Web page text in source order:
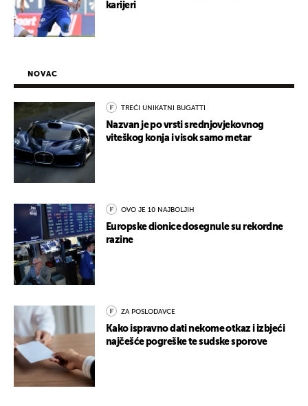
karijeri
NOVAC
TREĆI UNIKATNI BUGATTI
Nazvan je po vrsti srednjovjekovnog
viteškog konja i visok samo metar
OVO JE 10 NAJBOLJIH
Europske dionice dosegnule su rekordne
razine
ZA POSLODAVCE
Kako ispravno dati nekome otkaz i izbjeći
najčešće pogreške te sudske sporove